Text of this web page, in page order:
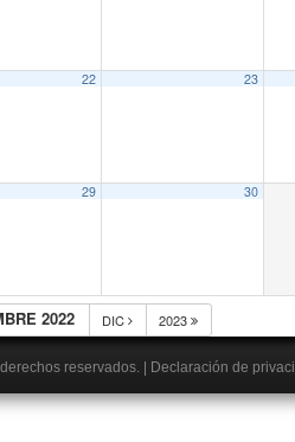
22 23
29 30
2022 DIC 2023
reservados. Declaración de